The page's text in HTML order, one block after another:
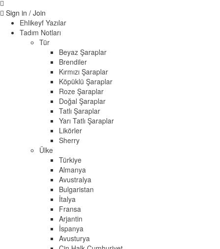
Sign in / Join
Ehlikeyf Yazılar
Tadım Notları
Tür
Beyaz Şaraplar
Brendiler
Kırmızı Şaraplar
Köpüklü Şaraplar
Roze Şaraplar
Doğal Şaraplar
Tatlı Şaraplar
Yarı Tatlı Şaraplar
Likörler
Sherry
Ülke
Türkiye
Almanya
Avustralya
Bulgaristan
İtalya
Fransa
Arjantin
İspanya
Avusturya